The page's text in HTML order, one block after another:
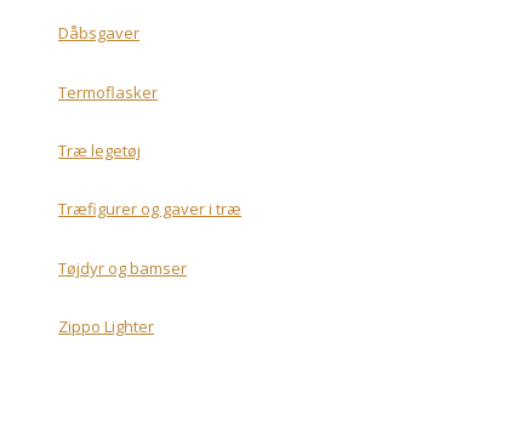
Dåbsgaver
Termoflasker
Træ legetøj
Træfigurer og gaver i træ
Tøjdyr og bamser
Zippo Lighter